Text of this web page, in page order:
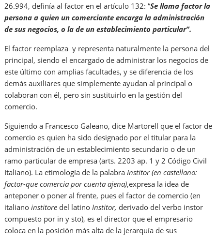
26.994, definía al factor en el artículo 132: “Se llama factor la
persona a quien un comerciante encarga la administración
de sus negocios, o la de un establecimiento particular”.
El factor reemplaza y representa naturalmente la persona del
principal, siendo el encargado de administrar los negocios de
este último con amplias facultades, y se diferencia de los
demás auxiliares que simplemente ayudan al principal o
colaboran con él, pero sin sustituirlo en la gestión del
comercio.
Siguiendo a Francesco Galeano, dice Martorell que el factor de
comercio es quien ha sido designado por el titular para la
administración de un establecimiento secundario o de un
ramo particular de empresa (arts. 2203 ap. 1 y 2 Código Civil
Italiano). La etimología de la palabraInstitor (en castellano:
factor-que comercia por cuenta ajena),expresa la idea de
anteponer o poner al frente, pues el factor de comercio (en
italianoinstitore del latinoInstitor, derivado del verbo instor
compuesto por in y sto), es el director que el empresario
coloca en la posición más alta de la jerarquía de sus